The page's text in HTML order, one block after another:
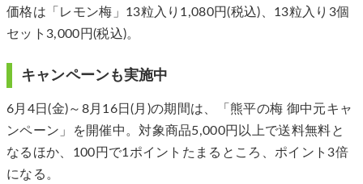
価格は「レモン梅」13粒入り1,080円(税込)、13粒入り3個
セット3,000円(税込)。
キャンペーンも実施中
6月4日(金)～8月16日(月)の期間は、「熊平の梅 御中元キャ
ンペーン」を開催中。対象商品5,000円以上で送料無料と
なるほか、100円で1ポイントたまるところ、ポイント3倍
になる。